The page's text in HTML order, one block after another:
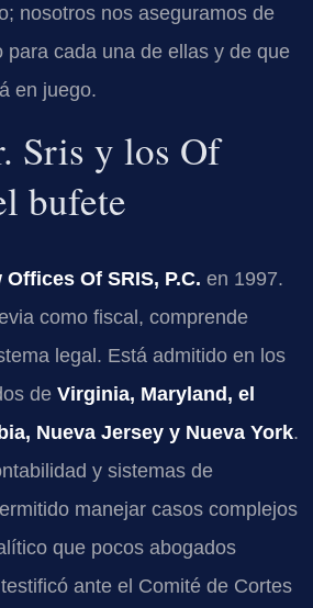
nosotros nos aseguramos de
para cada una de ellas y de que
en juego.
Sris y los Of
bufete
Offices Of SRIS, P.C. en 1997.
como fiscal, comprende
legal. Está admitido en los
de Virginia, Maryland, el
Nueva Jersey y Nueva York.
y sistemas de
manejar casos complejos
que pocos abogados
ante el Comité de Cortes